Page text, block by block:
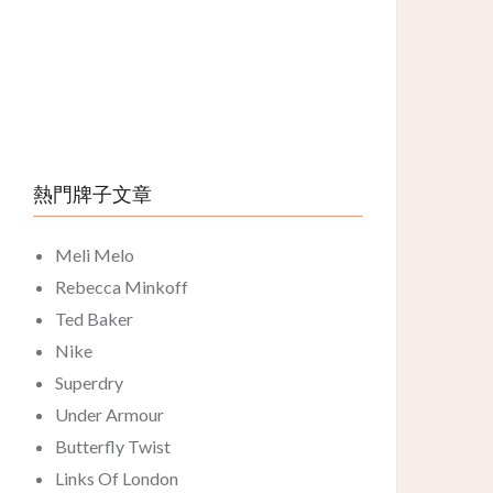
熱門牌子文章
Meli Melo
Rebecca Minkoff
Ted Baker
Nike
Superdry
Under Armour
Butterfly Twist
Links Of London